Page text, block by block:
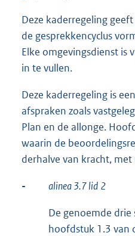
Deze kaderregeling
de gesprekkencyclus
Elke omgevingsdienst is
in te vullen.
Deze kaderregeling is
afspraken zoals
Plan en de allonge.
waarin de
derhalve van kracht,
- alinea 3.7 lid 2
De genoemde
hoofdstuk 1.3 van